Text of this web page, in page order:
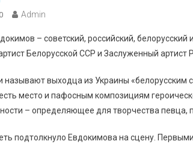
Admin
– советский, российский,
Белорусской ССР и Заслуженный артист
называют выходца из Украины «белорусским
место и пафосным композициям
– определяющее для творчества певца,
подтолкнуло Евдокимова на сцену.